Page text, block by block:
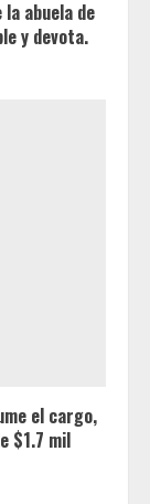
abuela de
y devota.
el cargo,
$1.7 mil